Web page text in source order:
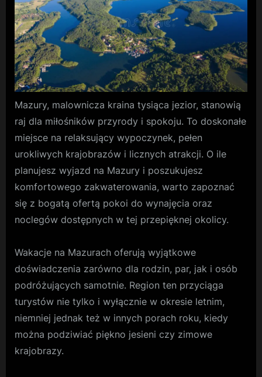
gdzie
wolniej
Mazury, malownicza kraina tysiąca jezior, stanowią
raj dla miłośników przyrody i spokoju. To doskonałe
miejsce na relaksujący wypoczynek, pełen
urokliwych krajobrazów i licznych atrakcji. O ile
planujesz wyjazd na Mazury i poszukujesz
komfortowego zakwaterowania, warto zapoznać
się z bogatą ofertą pokoi do wynajęcia oraz
noclegów dostępnych w tej przepięknej okolicy.
Wakacje na Mazurach oferują wyjątkowe
doświadczenia zarówno dla rodzin, par, jak i osób
podróżujących samotnie. Region ten przyciąga
turystów nie tylko i wyłącznie w okresie letnim,
niemniej jednak też w innych porach roku, kiedy
można podziwiać piękno jesieni czy zimowe
krajobrazy.